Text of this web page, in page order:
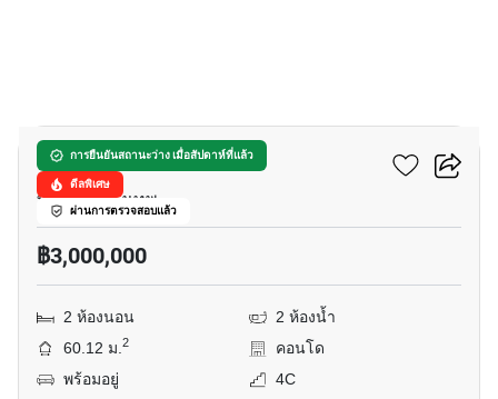
การยืนยันสถานะว่าง เมื่อสัปดาห์ที่แล้ว
ดีลพิเศษ
ผ่านการตรวจสอบแล้ว
ดีคอนโด รามอินทรา
ท่าแร้ง, กรุงเทพ
฿3,000,000
2 ห้องนอน
2 ห้องน้ำ
60.12 ม.2
คอนโด
พร้อมอยู่
4C